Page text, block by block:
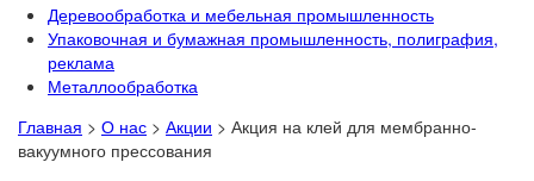
Деревообработка и мебельная промышленность
Упаковочная и бумажная промышленность, полиграфия,
реклама
Металлообработка
Главная > О нас > Акции > Акция на клей для мембранно-
вакуумного прессования